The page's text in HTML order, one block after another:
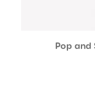
Pop and